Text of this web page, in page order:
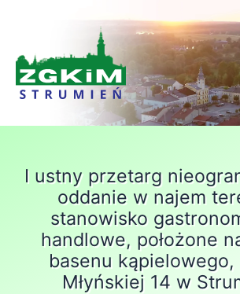
I ustny przetarg
oddanie w najem
stanowisko
handlowe, położone
basenu
Młyńskiej 14 w